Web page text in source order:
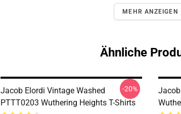
MEHR ANZEIGEN
Ähnliche
Jacob Elordi Vintage Washed
PTTT0203 Wuthering Heights T-Shirts
-20%